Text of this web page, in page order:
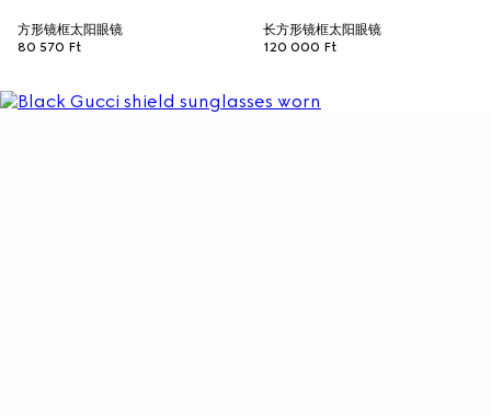
方形镜框太阳眼镜
80 570 Ft
长方形镜框太阳眼镜
120 000 Ft